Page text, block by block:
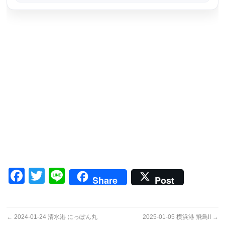
Facebook
Twitter
LineShare Post
← 2024-01-24 清水港 にっぽん丸 2025-01-05 横浜港 飛鳥II →